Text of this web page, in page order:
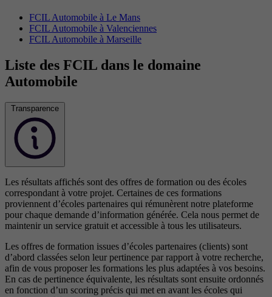
FCIL Automobile à Le Mans
FCIL Automobile à Valenciennes
FCIL Automobile à Marseille
Liste des FCIL dans le domaine
Automobile
Transparence
Les résultats affichés sont des offres de formation ou des écoles
correspondant à votre projet. Certaines de ces formations
proviennent d’écoles partenaires qui rémunèrent notre plateforme
pour chaque demande d’information générée. Cela nous permet de
maintenir un service gratuit et accessible à tous les utilisateurs.
Les offres de formation issues d’écoles partenaires (clients) sont
d’abord classées selon leur pertinence par rapport à votre recherche,
afin de vous proposer les formations les plus adaptées à vos besoins.
En cas de pertinence équivalente, les résultats sont ensuite ordonnés
en fonction d’un scoring précis qui met en avant les écoles qui